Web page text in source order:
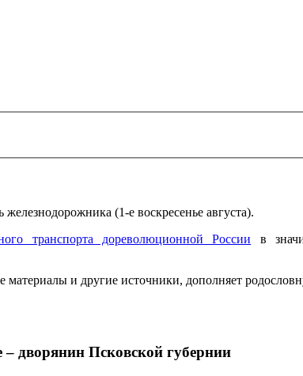
железнодорожника (1-е воскресенье августа).
транспорта дореволюционной России в
и другие источники, дополняет
дворянин Псковской губернии